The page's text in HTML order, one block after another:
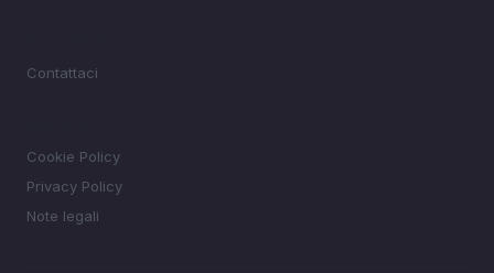
Contattaci
Cookie Policy
Privacy Policy
Note legali